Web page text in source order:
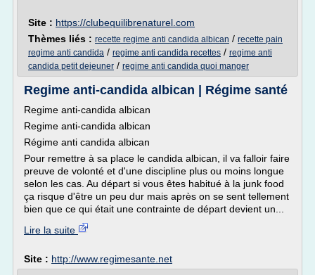
Site : https://clubequilibrenaturel.com
Thèmes liés : recette regime anti candida albican / recette pain
regime anti candida / regime anti candida recettes / regime anti
candida petit dejeuner / regime anti candida quoi manger
Regime anti-candida albican | Régime santé
Regime anti-candida albican
Regime anti-candida albican
Régime anti candida albican
Pour remettre à sa place le candida albican, il va falloir faire
preuve de volonté et d'une discipline plus ou moins longue
selon les cas. Au départ si vous êtes habitué à la junk food
ça risque d'être un peu dur mais après on se sent tellement
bien que ce qui était une contrainte de départ devient un...
Lire la suite
Site : http://www.regimesante.net